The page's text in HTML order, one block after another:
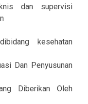
dan supervisi
kesehatan
Dan Penyusunan
Diberikan Oleh